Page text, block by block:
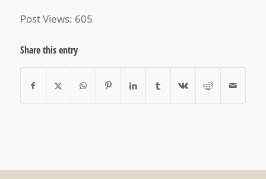
Post Views: 605
Share this entry